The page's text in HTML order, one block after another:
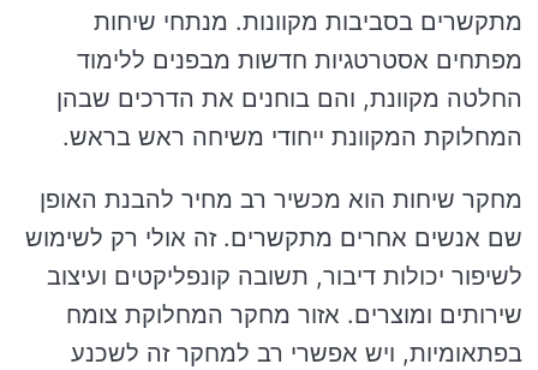
מתקשרים בסביבות מקוונות. מנתחי שיחות
מפתחים אסטרטגיות חדשות מבפנים ללימוד
החלטה מקוונת, והם בוחנים את הדרכים שבהן
המחלוקת המקוונת ייחודי משיחה ראש בראש.
מחקר שיחות הוא מכשיר רב מחיר להבנת האופן
שם אנשים אחרים מתקשרים. זה אולי רק לשימוש
לשיפור יכולות דיבור, תשובה קונפליקטים ועיצוב
שירותים ומוצרים. אזור מחקר המחלוקת צומח
בפתאומיות, ויש אפשרי רב למחקר זה לשכנע